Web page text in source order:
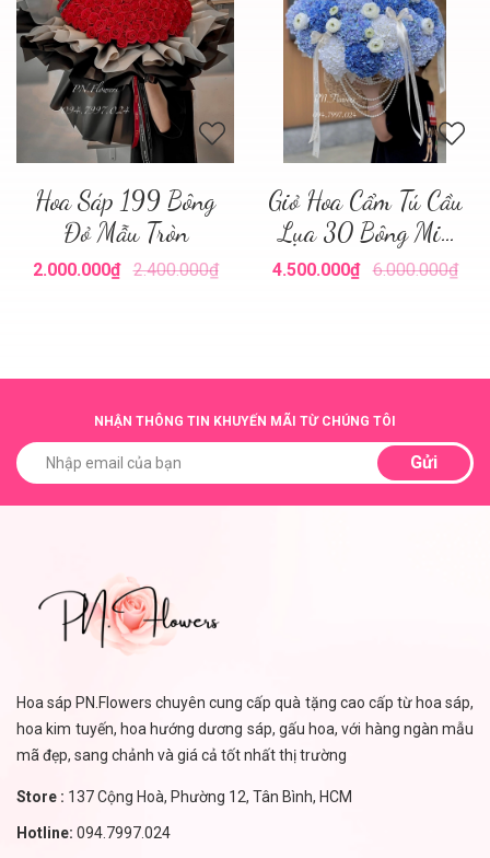
Hoa Sáp 199 Bông
Đỏ Mẫu Tròn
2.000.000₫ 2.400.000₫
Giỏ Hoa Cẩm Tú Cầu
Lụa 30 Bông Mix
Tone Xanh
4.500.000₫ 6.000.000₫
NHẬN THÔNG TIN KHUYẾN MÃI TỪ CHÚNG TÔI
Gửi
Hoa sáp PN.Flowers chuyên cung cấp quà tặng cao cấp từ hoa sáp,
hoa kim tuyến, hoa hướng dương sáp, gấu hoa, với hàng ngàn mẫu
mã đẹp, sang chảnh và giá cả tốt nhất thị trường
Store : 137 Cộng Hoà, Phường 12, Tân Bình, HCM
Hotline: 094.7997.024